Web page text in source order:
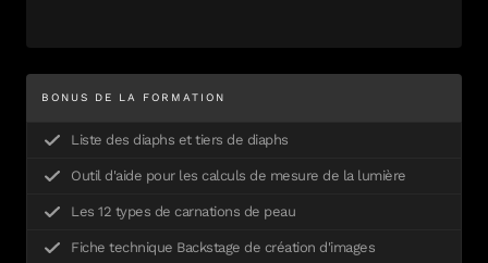
BONUS DE LA FORMATION
Liste des diaphs et tiers de diaphs
Outil d'aide pour les calculs de mesure de la lumière
Les 12 types de carnations de peau
Fiche technique Backstage de création d'images